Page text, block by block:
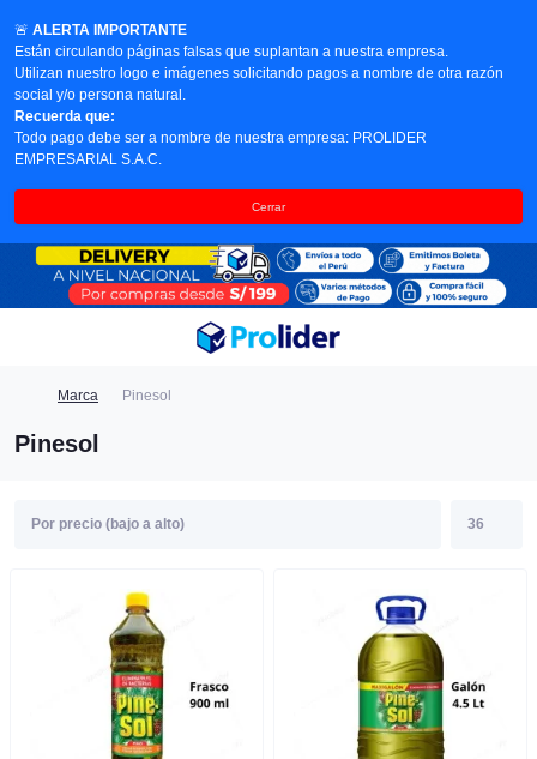
🚨 ALERTA IMPORTANTE
Están circulando páginas falsas que suplantan a nuestra empresa.
Utilizan nuestro logo e imágenes solicitando pagos a nombre de otra razón
social y/o persona natural.
Recuerda que:
Todo pago debe ser a nombre de nuestra empresa: PROLIDER
EMPRESARIAL S.A.C.
Cerrar
Marca Pinesol
Pinesol